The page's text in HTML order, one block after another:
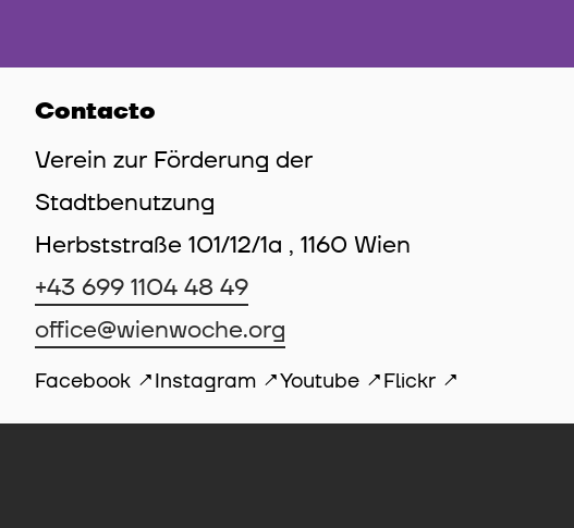
Contacto
Verein zur Förderung der
Stadtbenutzung
Herbststraße 101/12/1a , 1160 Wien
+43 699 1104 48 49
office@wienwoche.org
Facebook Instagram Youtube Flickr